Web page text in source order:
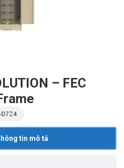
– FEC
D7Z4
tin mô tả